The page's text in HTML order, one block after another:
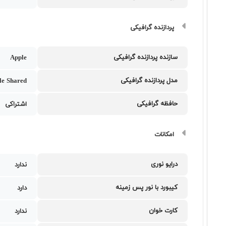
پردازنده گرافیکی
سازنده پردازنده گرافیکی Apple
مدل پردازنده گرافیکی Shared
حافظه گرافیکی اشتراکی
امکانات
درایو نوری ندارد
کیبورد با نور پس زمینه دارد
کارت خوان ندارد